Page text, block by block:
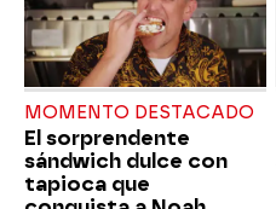
MOMENTO DESTACADO
El sorprendente
sándwich dulce con
tapioca que